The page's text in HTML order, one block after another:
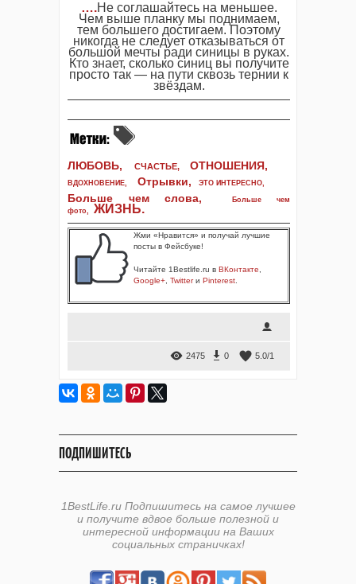
….Не соглашайтесь на меньшее.
Чем выше планку мы поднимаем,
тем большего достигаем. Поэтому
никогда не следует отказываться от
большой мечты ради синицы в руках.
Кто знает, сколько синиц вы получите
просто так — на пути сквозь тернии к
звёздам.
ЛЮБОВЬ, СЧАСТЬЕ, ОТНОШЕНИЯ,
ВДОХНОВЕНИЕ, Отрывки, ЭТО ИНТЕРЕСНО,
Больше чем слова,
Больше чем
фото, ЖИЗНЬ.
Жми «Нравится» и получай лучшие
посты в Фейсбуке!
Читайте 1Bestlife.ru в ВКонтакте
Google+ Twitterи Pinterest
2475 0 5.0/1
ПОДПИШИТЕСЬ
1BestLife.ru Подпишитесь на самое лучшее
и получите вдвое больше полезной и
интересной информации на Ваших
социальных страничках!